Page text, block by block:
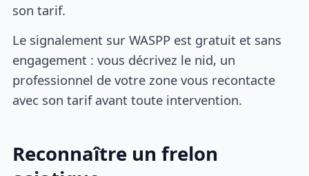
son tarif.
Le signalement sur WASPP est gratuit et sans
engagement : vous décrivez le nid, un
professionnel de votre zone vous recontacte
avec son tarif avant toute intervention.
Reconnaître un frelon